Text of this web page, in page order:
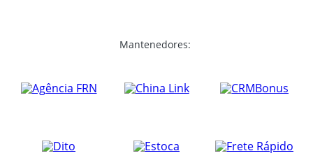
Mantenedores: